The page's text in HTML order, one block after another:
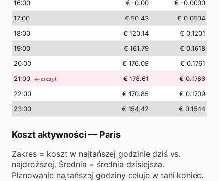
16:00 € -0.00
€ -0.0000
17:00 € 50.43
€ 0.0504
18:00 € 120.14
€ 0.1201
19:00 € 161.79
€ 0.1618
20:00 € 176.09
€ 0.1761
21:00 ← szczyt € 178.61
€ 0.1786
22:00 € 170.85
€ 0.1709
23:00 € 154.42 € 0.1544
Koszt aktywności — Paris
Zakres = koszt w najtańszej godzinie dziś vs.
najdroższej. Średnia = średnia dzisiejsza.
Planowanie najtańszej godziny celuje w tani koniec.